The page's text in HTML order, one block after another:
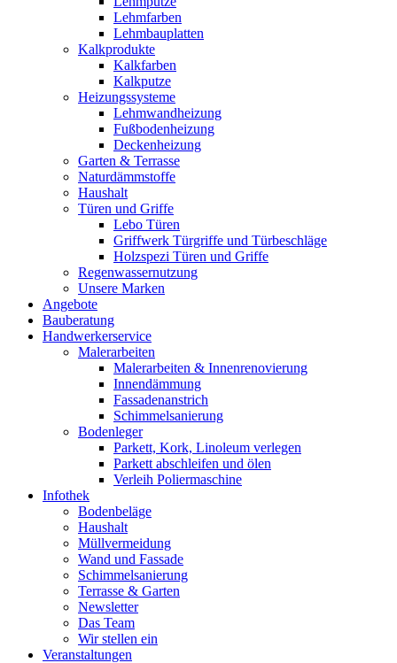
Lehmfarben
Lehmbauplatten
Kalkprodukte
Kalkfarben
Kalkputze
Heizungssysteme
Lehmwandheizung
Fußbodenheizung
Deckenheizung
Garten & Terrasse
Naturdämmstoffe
Haushalt
Türen und Griffe
Lebo Türen
Griffwerk Türgriffe und Türbeschläge
Holzspezi Türen und Griffe
Regenwassernutzung
Unsere Marken
Angebote
Bauberatung
Handwerkerservice
Malerarbeiten
Malerarbeiten & Innenrenovierung
Innendämmung
Fassadenanstrich
Schimmelsanierung
Bodenleger
Parkett, Kork, Linoleum verlegen
Parkett abschleifen und ölen
Verleih Poliermaschine
Infothek
Bodenbeläge
Haushalt
Müllvermeidung
Wand und Fassade
Schimmelsanierung
Terrasse & Garten
Newsletter
Das Team
Wir stellen ein
Veranstaltungen